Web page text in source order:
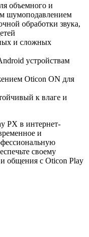
объемного и
шумоподавлением
обработки звука,
и сложных
устройствам
Oticon ON для
к влаге и
PX в интернет-
и
своему
общения с Oticon Play